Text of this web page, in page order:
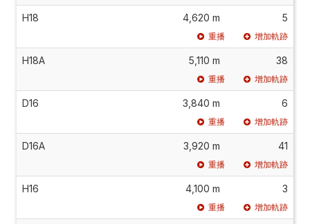
H18 4,620 m 5
重播 增加軌跡
H18A 5,110 m 38
重播 增加軌跡
D16 3,840 m 6
重播 增加軌跡
D16A 3,920 m 41
重播 增加軌跡
H16 4,100 m 3
重播 增加軌跡